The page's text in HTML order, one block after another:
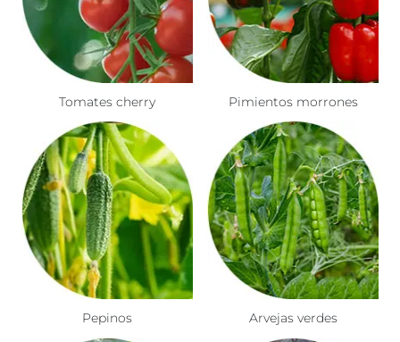
Tomates cherry Pimientos morrones
Pepinos Arvejas verdes